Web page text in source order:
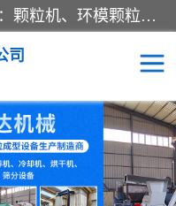
济南恒瑞达机械有限公司主营：颗粒机、环模颗粒机、平模颗粒机、粉碎机、滚筒筛分机、冷却机、颗粒燃烧机、生物质颗粒机、木屑颗粒机、秸秆颗粒机、饲料颗粒机、燃料颗粒机、木材粉碎机、秸秆粉碎机、饲料粉碎机、颗粒冷却机、锯末滚筒筛、锤片粉碎机、滚筒筛、搅拌机等产品。
司
模颗粒机
物质颗粒机